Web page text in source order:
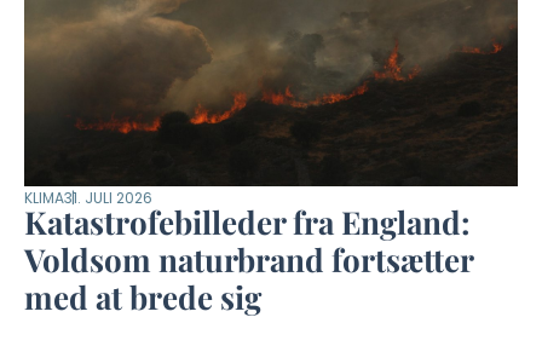
KLIMA31. JULI 2026
Katastrofebilleder fra England:
Voldsom naturbrand fortsætter
med at brede sig